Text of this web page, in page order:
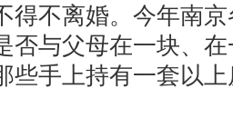
得不离婚。今年南
否与父母在一块、
些手上持有一套以